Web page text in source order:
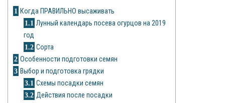
Замиокулькас
Рецепты
О сайте
1 Когда ПРАВИЛЬНО высаживать
1.1 Лунный календарь посева огурцов на 2019
год
1.2 Сорта
2 Особенности подготовки семян
3 Выбор и подготовка грядки
3.1 Схемы посадки семян
3.2 Действия после посадки